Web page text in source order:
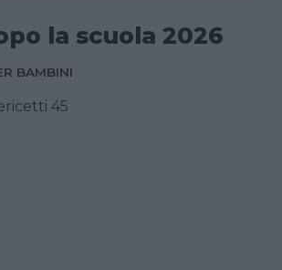
la scuola 2026
BAMBINI
45